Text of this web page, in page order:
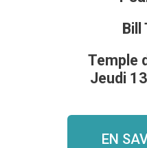
Bill
Temple
Jeudi
EN